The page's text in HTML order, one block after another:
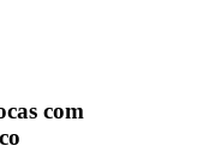
com